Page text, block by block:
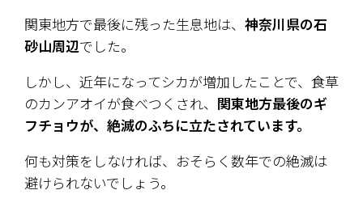
関東地方で最後に残った生息地は、 神奈川県の石
砂山周辺でした。
しかし、近年になってシカが増加したことで、食草
のカンアオイが食べつくされ、 関東地方最後のギ
フチョウが、絶滅のふちに立たされています。
何も対策をしなければ、おそらく数年での絶滅は
避けられないでしょう。